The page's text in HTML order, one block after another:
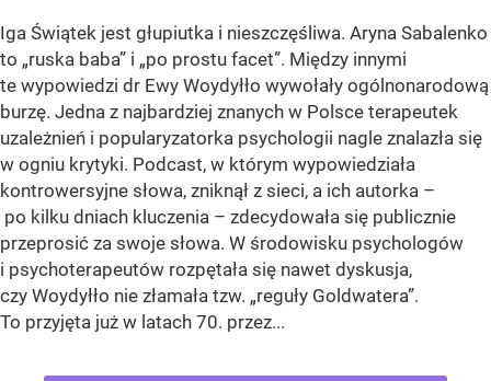
Iga Świątek jest głupiutka i nieszczęśliwa. Aryna Sabalenko
to „ruska baba” i „po prostu facet”. Między innymi
te wypowiedzi dr Ewy Woydyłło wywołały ogólnonarodową
burzę. Jedna z najbardziej znanych w Polsce terapeutek
uzależnień i popularyzatorka psychologii nagle znalazła się
w ogniu krytyki. Podcast, w którym wypowiedziała
kontrowersyjne słowa, zniknął z sieci, a ich autorka –
po kilku dniach kluczenia – zdecydowała się publicznie
przeprosić za swoje słowa. W środowisku psychologów
i psychoterapeutów rozpętała się nawet dyskusja,
czy Woydyłło nie złamała tzw. „reguły Goldwatera”.
To przyjęta już w latach 70. przez...